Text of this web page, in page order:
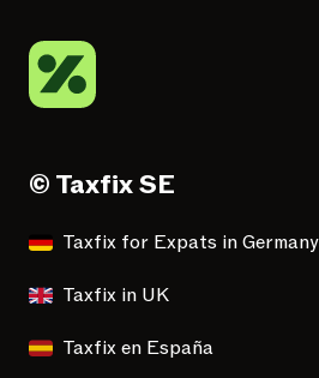
© Taxfix SE
Taxfix for Expats in Germany
Taxfix in UK
Taxfix en España